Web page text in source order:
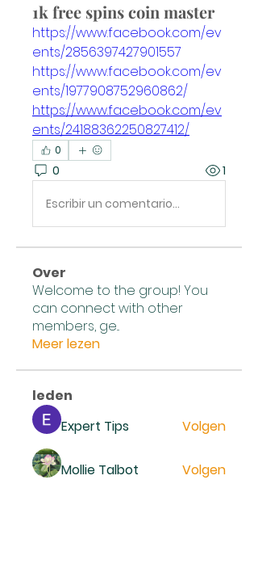
1k free spins coin master
https://www.facebook.com/ev
ents/2856397427901557
https://www.facebook.com/ev
ents/1977908752960862/
https://www.facebook.com/ev
ents/24188362250827412/
0
0 1
Escribir un comentario...
Over
Welcome to the group! You
can connect with other
members, ge...
Meer lezen
leden
Expert Tips
Volgen
Mollie Talbot Volgen